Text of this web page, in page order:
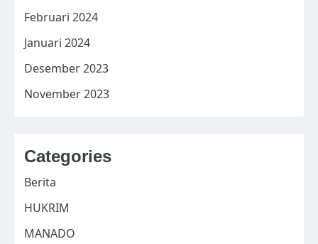
Februari 2024
Januari 2024
Desember 2023
November 2023
Categories
Berita
HUKRIM
MANADO